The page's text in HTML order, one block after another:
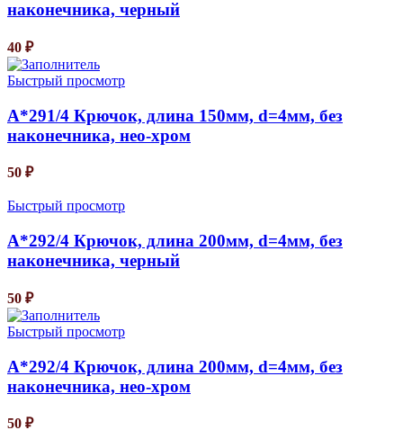
наконечника, черный
40 ₽
Быстрый просмотр
A*291/4 Крючок, длина 150мм, d=4мм, без
наконечника, нео-хром
50 ₽
Быстрый просмотр
A*292/4 Крючок, длина 200мм, d=4мм, без
наконечника, черный
50 ₽
Быстрый просмотр
A*292/4 Крючок, длина 200мм, d=4мм, без
наконечника, нео-хром
50 ₽